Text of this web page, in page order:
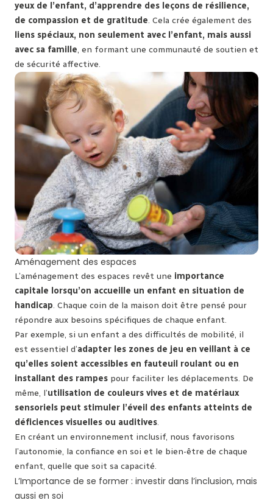
yeux de l’enfant, d’apprendre des leçons de résilience,
de compassion et de gratitude. Cela crée également des
liens spéciaux, non seulement avec l’enfant, mais aussi
avec sa famille, en formant une communauté de soutien et
de sécurité affective.
Aménagement des espaces
L’aménagement des espaces revêt une importance
capitale lorsqu’on accueille un enfant en situation de
handicap. Chaque coin de la maison doit être pensé pour
répondre aux besoins spécifiques de chaque enfant.
Par exemple, si un enfant a des difficultés de mobilité, il
est essentiel d’adapter les zones de jeu en veillant à ce
qu’elles soient accessibles en fauteuil roulant ou en
installant des rampes pour faciliter les déplacements. De
même, l’utilisation de couleurs vives et de matériaux
sensoriels peut stimuler l’éveil des enfants atteints de
déficiences visuelles ou auditives.
En créant un environnement inclusif, nous favorisons
l’autonomie, la confiance en soi et le bien-être de chaque
enfant, quelle que soit sa capacité.
L’Importance de se former : investir dans l’inclusion, mais
aussi en soi